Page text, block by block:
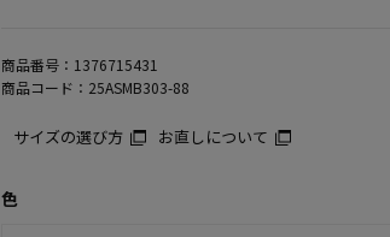
商品番号： 1376715431
商品コード： 25ASMB303-88
サイズの選び方 お直しについて
色